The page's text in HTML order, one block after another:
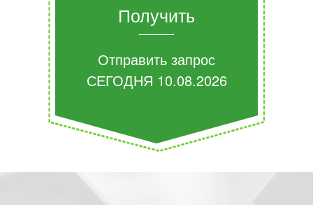
Получить
Отправить запрос
СЕГОДНЯ 10.08.2026